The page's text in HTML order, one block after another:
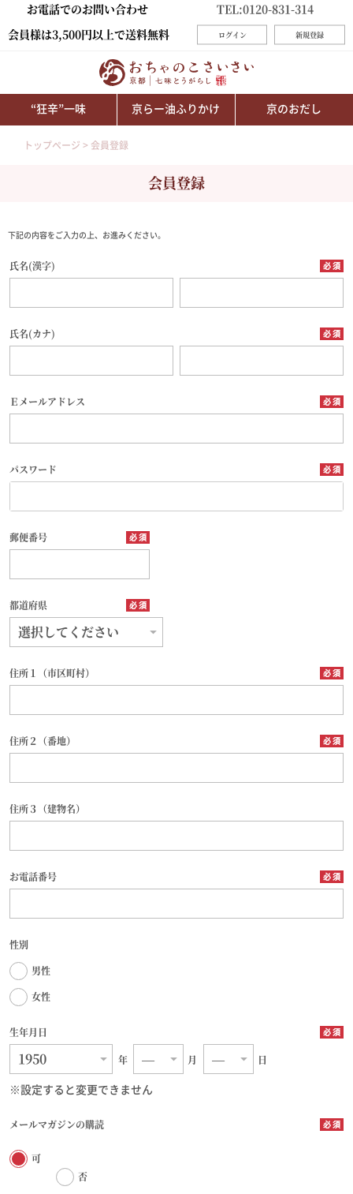
お電話でのお問い合わせ
TEL:0120-831-314
会員様は3,500円以上で送料無料
ログイン 新規登録
“狂辛”一味 京らー油ふりかけ 京のおだし
トップページ 会員登録
会員登録
下記の内容をご入力の上、お進みください。
氏名(漢字)
氏名(カナ)
Ｅメールアドレス
パスワード
郵便番号
都道府県
住所１（市区町村）
住所２（番地）
住所３（建物名）
お電話番号
性別
男性
女性
生年月日
※設定すると変更できません
メールマガジンの購読
可
否